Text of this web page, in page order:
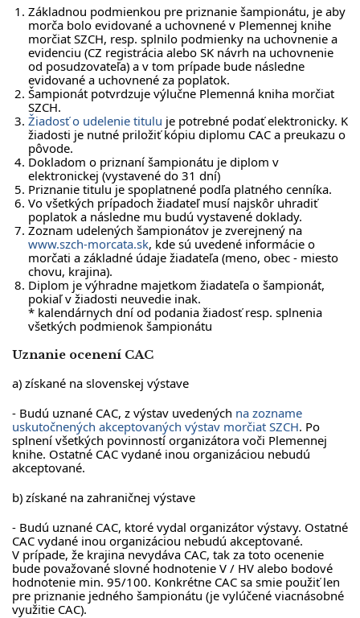
Základnou podmienkou pre priznanie šampionátu, je aby
morča bolo evidované a uchovnené v Plemennej knihe
morčiat SZCH, resp. splnilo podmienky na uchovnenie a
evidenciu (CZ registrácia alebo SK návrh na uchovnenie
od posudzovateľa) a v tom prípade bude následne
evidované a uchovnené za poplatok.
Šampionát potvrdzuje výlučne Plemenná kniha morčiat
SZCH.
Žiadosť o udelenie titulu je potrebné podať elektronicky. K
žiadosti je nutné priložiť kópiu diplomu CAC a preukazu o
pôvode.
Dokladom o priznaní šampionátu je diplom v
elektronickej (vystavené do 31 dní)
Priznanie titulu je spoplatnené podľa platného cenníka.
Vo všetkých prípadoch žiadateľ musí najskôr uhradiť
poplatok a následne mu budú vystavené doklady.
Zoznam udelených šampionátov je zverejnený na
www.szch-morcata.sk, kde sú uvedené informácie o
morčati a základné údaje žiadateľa (meno, obec - miesto
chovu, krajina).
Diplom je výhradne majetkom žiadateľa o šampionát,
pokiaľ v žiadosti neuvedie inak.
* kalendárnych dní od podania žiadosť resp. splnenia
všetkých podmienok šampionátu
Uznanie ocenení CAC
a) získané na slovenskej výstave
- Budú uznané CAC, z výstav uvedených na zozname
uskutočnených akceptovaných výstav morčiat SZCH. Po
splnení všetkých povinností organizátora voči Plemennej
knihe. Ostatné CAC vydané inou organizáciou nebudú
akceptované.
b) získané na zahraničnej výstave
- Budú uznané CAC, ktoré vydal organizátor výstavy. Ostatné
CAC vydané inou organizáciou nebudú akceptované.
V prípade, že krajina nevydáva CAC, tak za toto ocenenie
bude považované slovné hodnotenie V / HV alebo bodové
hodnotenie min. 95/100. Konkrétne CAC sa smie použiť len
pre priznanie jedného šampionátu (je vylúčené viacnásobné
využitie CAC).